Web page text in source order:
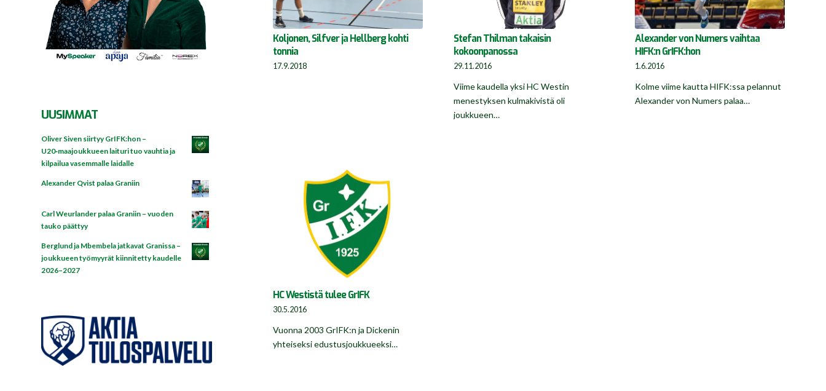
Koljonen, Silfver ja Hellberg kohti
tonnia
17.9.2018
Stefan Thilman takaisin
kokoonpanossa
29.11.2016
Viime kaudella yksi HC Westin
menestyksen kulmakivistä oli
joukkueen…
Alexander von Numers vaihtaa
HIFK:n GrIFK:hon
1.6.2016
Kolme viime kautta HIFK:ssa pelannut
Alexander von Numers palaa…
HC Westistä tulee GrIFK
30.5.2016
Vuonna 2003 GrIFK:n ja Dickenin
yhteiseksi edustusjoukkueeksi…
UUSIMMAT
Oliver Siven siirtyy GrIFK:hon –
U20‑maajoukkueen laituri tuo vauhtia ja
kilpailua vasemmalle laidalle
Alexander Qvist palaa Graniin
Carl Weurlander palaa Graniin – vuoden
tauko päättyy
Berglund ja Mbembela jatkavat Granissa –
joukkueen työmyyrät kiinnitetty kaudelle
2026–2027